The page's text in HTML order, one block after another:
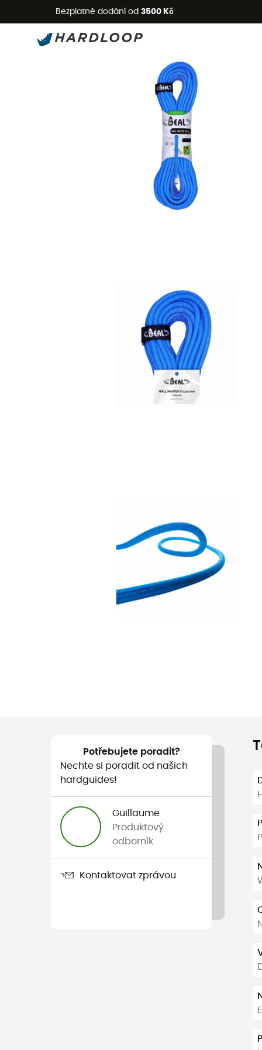
Bezplatné dodání od 3500 Kč
Potřebujete poradit?
Nechte si poradit od našich
hardguides!
Guillaume
Produktový
odborník
Kontaktovat zprávou